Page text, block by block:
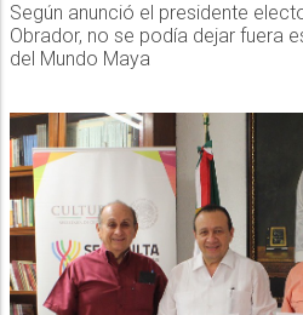
Según anunció el presidente
Obrador, no se podía dejar fuera
del Mundo Maya